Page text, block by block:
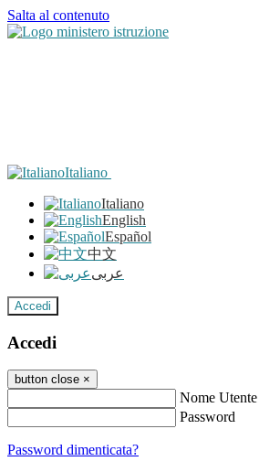
Salta al contenuto
Italiano
Italiano
English
Español
中文
عربى
Accedi
Accedi
button close ×
Nome Utente
Password
Password dimenticata?